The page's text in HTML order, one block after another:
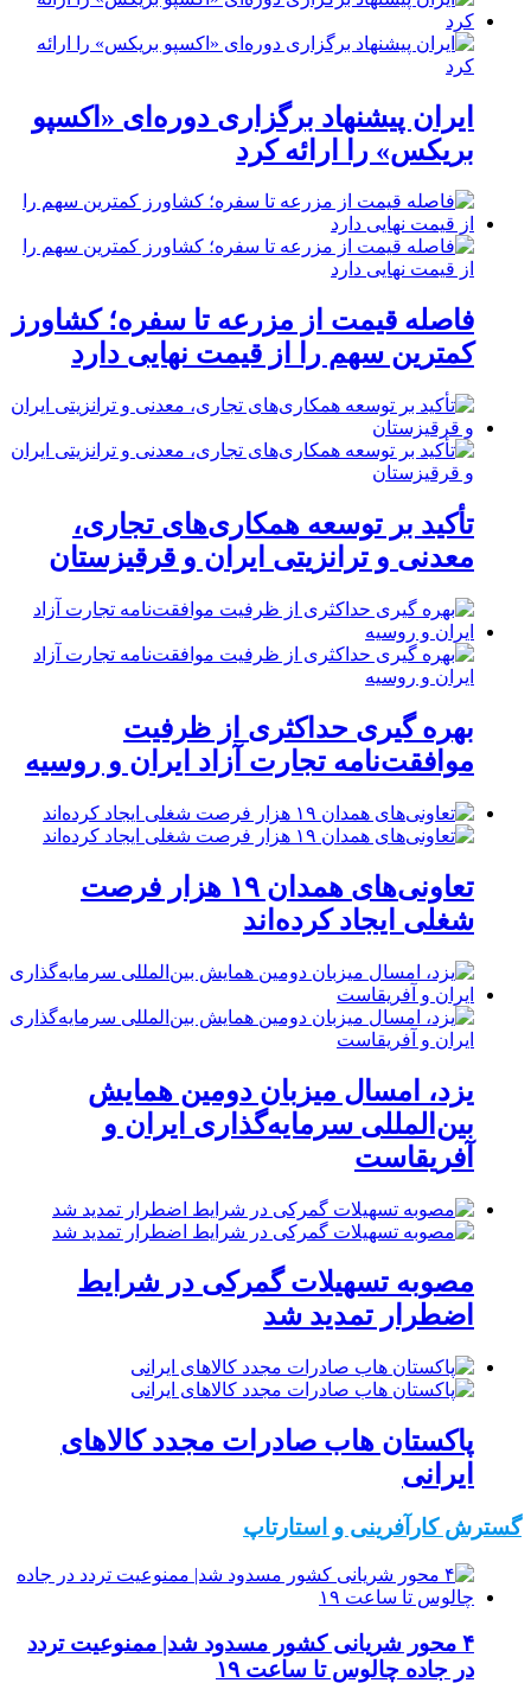
ایران پیشنهاد برگزاری دوره‌ای «اکسپو
بریکس» را ارائه کرد
فاصله قیمت از مزرعه تا سفره؛ کشاورز
کمترین سهم را از قیمت نهایی دارد
تأکید بر توسعه همکاری‌های تجاری،
معدنی و ترانزیتی ایران و قرقیزستان
بهره گیری حداکثری از ظرفیت
موافقت‌نامه تجارت آزاد ایران و روسیه
تعاونی‌های همدان ۱۹ هزار فرصت
شغلی ایجاد کرده‌اند
یزد، امسال میزبان دومین همایش
بین‌المللی سرمایه‌گذاری ایران و
آفریقاست
مصوبه تسهیلات گمرکی در شرایط
اضطرار تمدید شد
پاکستان هاب صادرات مجدد کالاهای
ایرانی
گسترش کارآفرینی و استارتاپ
۴ محور شریانی کشور مسدود شد| ممنوعیت تردد
در جاده چالوس تا ساعت ۱۹